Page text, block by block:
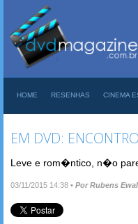
HOME RESENHAS CINEMA
EM DVD:
Leve e rom�ntico, n�o
03/11/2015 14:38 • Por Rubens